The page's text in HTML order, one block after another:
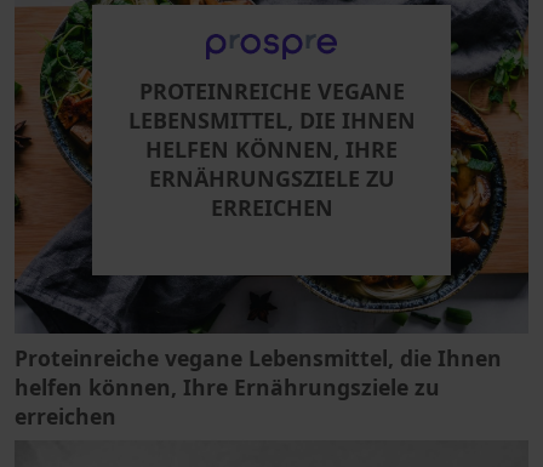
PROTEINREICHE VEGANE
LEBENSMITTEL, DIE IHNEN
HELFEN KÖNNEN, IHRE
ERNÄHRUNGSZIELE ZU
ERREICHEN
Proteinreiche vegane Lebensmittel, die Ihnen
helfen können, Ihre Ernährungsziele zu
erreichen